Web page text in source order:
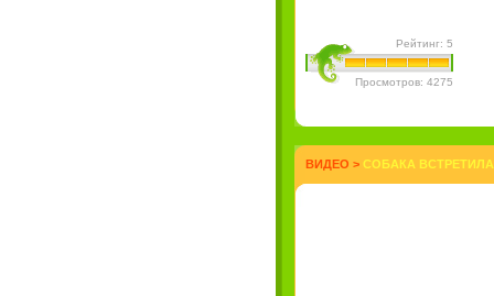
Рейтинг: 5
Просмотров: 4275
ВИДЕО > СОБАКА